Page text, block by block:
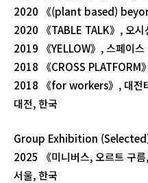
2020 《(plant based)
2020 《TABLE TALK》, 오시
2019 《YELLOW》, 스페이스
2018 《CROSS PLATFORM
2018 《for workers》, 대전
대전, 한국
Group Exhibition
2025 《미니버스, 오르트 구
서울, 한국